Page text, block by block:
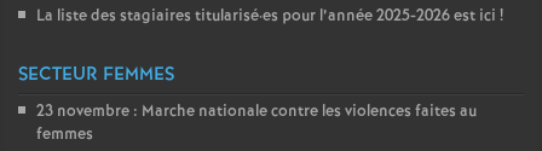
La liste des stagiaires titularisé·es pour l’année 2025-2026 est ici !
SECTEUR FEMMES
23 novembre : Marche nationale contre les violences faites au
femmes